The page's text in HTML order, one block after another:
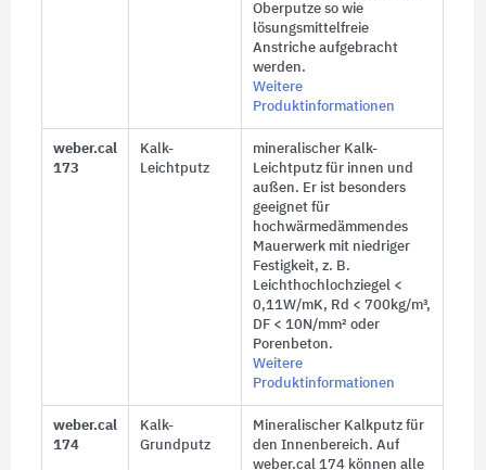
Oberputze so wie
lösungsmittelfreie
Anstriche aufgebracht
werden.
Weitere
Produktinformationen
weber.cal
173
Kalk-
Leichtputz
mineralischer Kalk-
Leichtputz für innen und
außen. Er ist besonders
geeignet für
hochwärmedämmendes
Mauerwerk mit niedriger
Festigkeit, z. B.
Leichthochlochziegel <
0,11W/mK, Rd < 700kg/m³,
DF < 10N/mm² oder
Porenbeton.
Weitere
Produktinformationen
weber.cal
174
Kalk-
Grundputz
Mineralischer Kalkputz für
den Innenbereich. Auf
weber.cal 174 können alle